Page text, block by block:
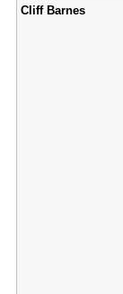
Cliff Barn​es